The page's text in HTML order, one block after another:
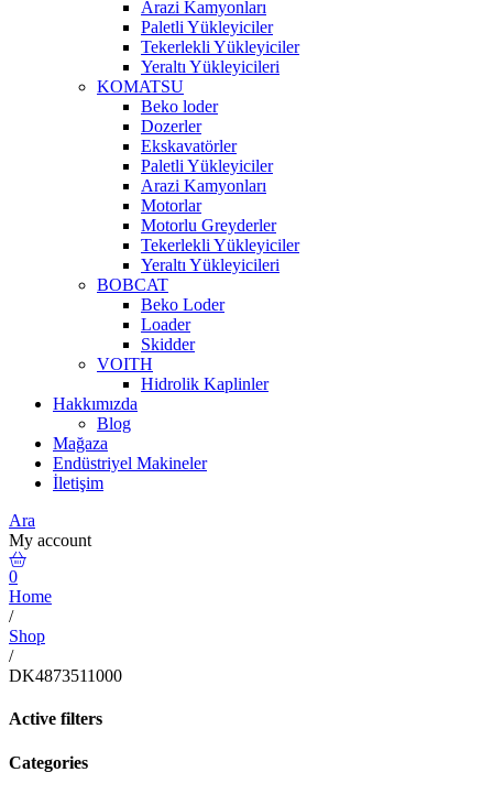
Arazi Kamyonları
Paletli Yükleyiciler
Tekerlekli Yükleyiciler
Yeraltı Yükleyicileri
KOMATSU
Beko loder
Dozerler
Ekskavatörler
Paletli Yükleyiciler
Arazi Kamyonları
Motorlar
Motorlu Greyderler
Tekerlekli Yükleyiciler
Yeraltı Yükleyicileri
BOBCAT
Beko Loder
Loader
Skidder
VOITH
Hidrolik Kaplinler
Hakkımızda
Blog
Mağaza
Endüstriyel Makineler
İletişim
Ara
My account
0
Home
/
Shop
/
DK4873511000
Active filters
Categories